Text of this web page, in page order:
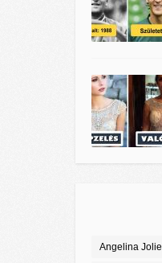
Angelina Jolie